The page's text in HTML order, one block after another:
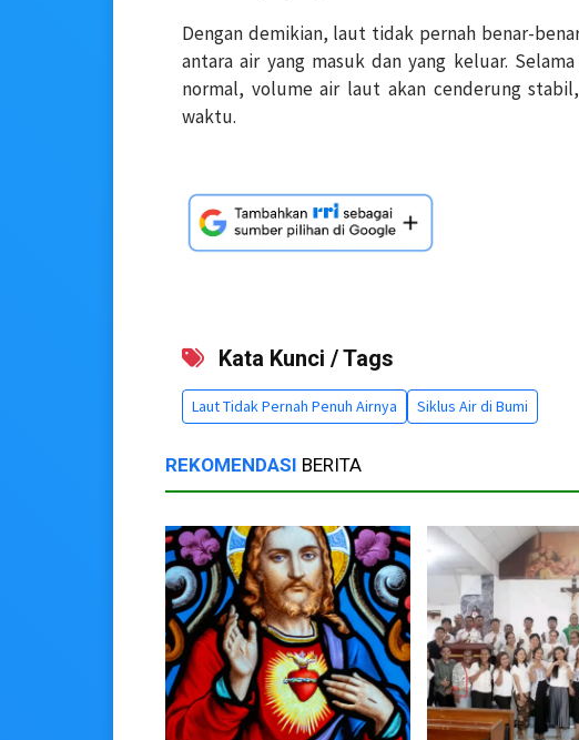
Dengan demikian, laut tidak pernah benar-
antara air yang masuk dan yang keluar.
normal, volume air laut akan cenderung
waktu.
Kata Kunci / Tags
Laut Tidak Pernah Penuh Airnya Siklus Air di Bumi
REKOMENDASI BERITA